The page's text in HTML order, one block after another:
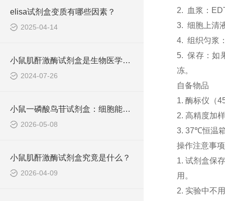
elisa试剂盒变质有哪些因素？
2025-04-14
小鼠肌酐激酶试剂盒是生物医学研究中不可少的工具
2024-07-26
小鼠一磷酸鸟苷试剂盒：细胞能量代谢的微观探针
2026-05-08
小鼠肌酐激酶试剂盒究竟是什么？
2026-04-09
2. 血浆：
3. 细胞上清
4. 组织匀浆
5. 保存：如
冻。
自备物品
1. 酶标仪（
2. 高精度加
3. 37℃恒温
操作注意事项
1. 试剂盒保
用。
2. 实验中不